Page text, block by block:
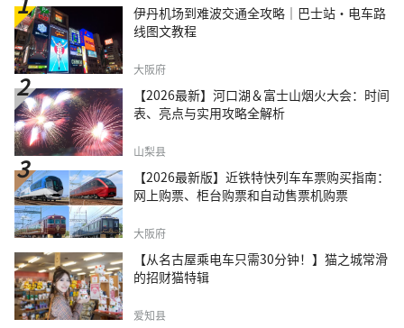
伊丹机场到难波交通全攻略｜巴士站・电车路
线图文教程
大阪府
【2026最新】河口湖＆富士山烟火大会：时间
表、亮点与实用攻略全解析
山梨县
【2026最新版】近铁特快列车车票购买指南：
网上购票、柜台购票和自动售票机购票
大阪府
【从名古屋乘电车只需30分钟！】猫之城常滑
的招财猫特辑
爱知县